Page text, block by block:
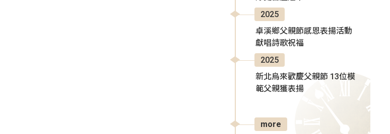
2025
卓溪鄉父親節感恩表揚活動
獻唱詩歌祝福
2025
新北烏來歡慶父親節 13位模
範父親獲表揚
more